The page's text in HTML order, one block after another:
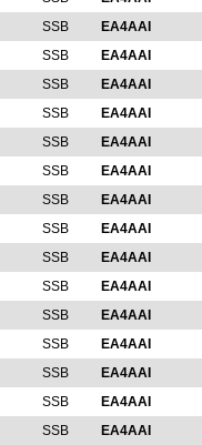
SSB EA4AAI
SSB EA4AAI
SSB EA4AAI
SSB EA4AAI
SSB EA4AAI
SSB EA4AAI
SSB EA4AAI
SSB EA4AAI
SSB EA4AAI
SSB EA4AAI
SSB EA4AAI
SSB EA4AAI
SSB EA4AAI
SSB EA4AAI
SSB EA4AAI